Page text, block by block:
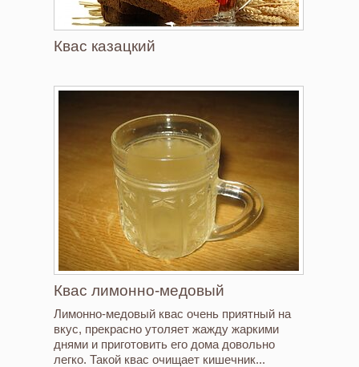
Квас казацкий
Квас лимонно-медовый
Лимонно-медовый квас очень приятный на
вкус, прекрасно утоляет жажду жаркими
днями и приготовить его дома довольно
легко. Такой квас очищает кишечник...